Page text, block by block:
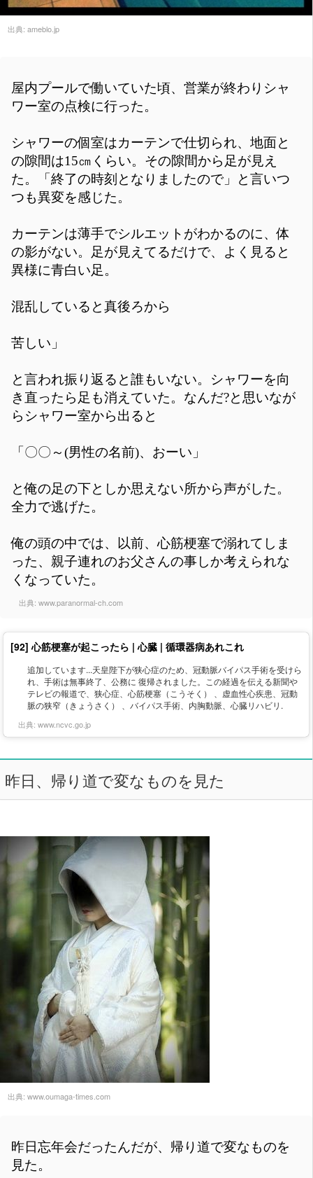
出典: ameblo.jp
屋内プールで働いていた頃、営業が終わりシャ
ワー室の点検に行った。
シャワーの個室はカーテンで仕切られ、地面と
の隙間は15㎝くらい。その隙間から足が見え
た。「終了の時刻となりましたので」と言いつ
つも異変を感じた。
カーテンは薄手でシルエットがわかるのに、体
の影がない。足が見えてるだけで、よく見ると
異様に青白い足。
混乱していると真後ろから
苦しい」
と言われ振り返ると誰もいない。シャワーを向
き直ったら足も消えていた。なんだ?と思いなが
らシャワー室から出ると
「〇〇～(男性の名前)、おーい」
と俺の足の下としか思えない所から声がした。
全力で逃げた。
俺の頭の中では、以前、心筋梗塞で溺れてしま
った、親子連れのお父さんの事しか考えられな
くなっていた。
出典: www.paranormal-ch.com
[92] 心筋梗塞が起こったら | 心臓 | 循環器病あれこれ
追加しています...天皇陛下が狭心症のため、冠動脈バイパス手術を受けら
れ、手術は無事終了、公務に 復帰されました。この経過を伝える新聞や
テレビの報道で、狭心症、心筋梗塞（こうそく） 、虚血性心疾患、冠動
脈の狭窄（きょうさく） 、バイパス手術、内胸動脈、心臓リハビリ.
出典: www.ncvc.go.jp
昨日、帰り道で変なものを見た
出典: www.oumaga-times.com
昨日忘年会だったんだが、帰り道で変なものを
見た。